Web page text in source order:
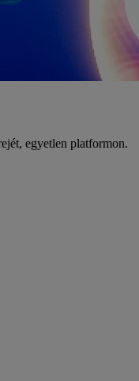
egyetlen platformon.